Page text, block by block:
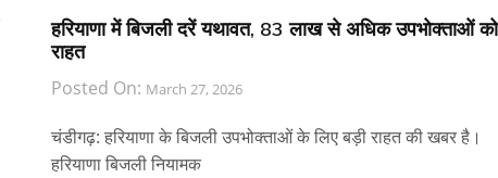
हरियाणा में बिजली दरें यथावत, 83 लाख से अधिक उपभोक्ताओं
राहत
Posted On: March 27, 2026
चंडीगढ़: हरियाणा के बिजली उपभोक्ताओं के लिए बड़ी राहत की खबर है।
हरियाणा बिजली नियामक